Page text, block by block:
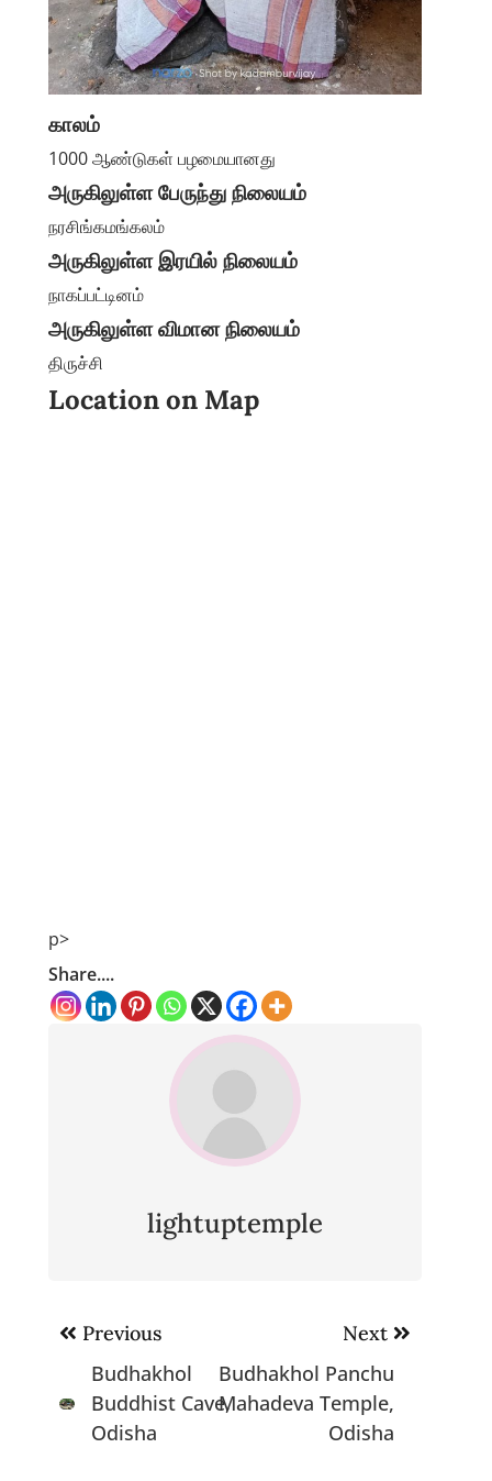
காலம்
1000 ஆண்டுகள் பழமையானது
அருகிலுள்ள பேருந்து நிலையம்
நரசிங்கமங்கலம்
அருகிலுள்ள இரயில் நிலையம்
நாகப்பட்டினம்
அருகிலுள்ள விமான நிலையம்
திருச்சி
Location on Map
p>
Share....
lightuptemple
Post
navigation
Previous
Budhakhol
Buddhist Cave,
Odisha
Next
Budhakhol Panchu
Mahadeva Temple,
Odisha